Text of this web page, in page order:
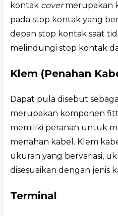
kontak covermerupakan
pada stop kontak yang
depan stop kontak saat
melindungi stop kontak
Klem (Penahan
Dapat pula disebut
merupakan komponen
memiliki peranan untuk
menahan kabel. Klem
ukuran yang bervariasi,
disesuaikan dengan jenis
Terminal